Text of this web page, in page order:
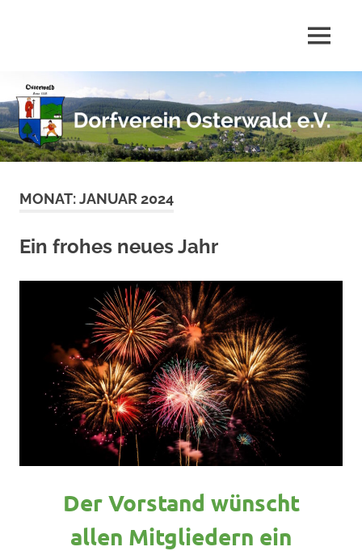
Osterwald
e.V.
MENÜ
MONAT:JANUAR 2024
Ein frohes neues Jahr
Der Vorstand wünscht
allen Mitgliedern ein